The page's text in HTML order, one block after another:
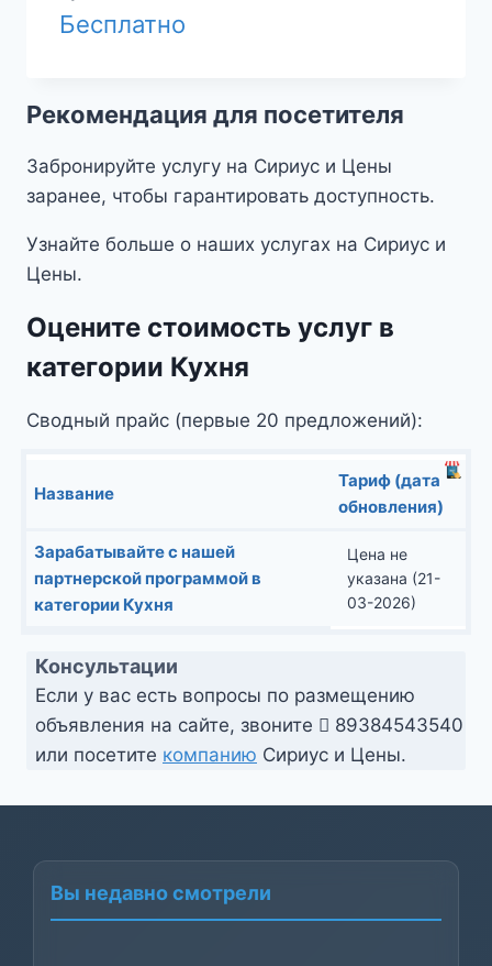
Бесплатно
Рекомендация для посетителя
Забронируйте услугу на Сириус и Цены
заранее, чтобы гарантировать доступность.
Узнайте больше о наших услугах на Сириус и
Цены.
Оцените стоимость услуг в
категории Кухня
Сводный прайс (первые 20 предложений):
Название
Тариф (дата
обновления)
Зарабатывайте с нашей
партнерской программой в
категории Кухня
Цена не
указана (21-
03-2026)
Консультации
Если у вас есть вопросы по размещению
объявления на сайте, звоните
89384543540
или посетите компанию Сириус и Цены.
Вы недавно смотрели